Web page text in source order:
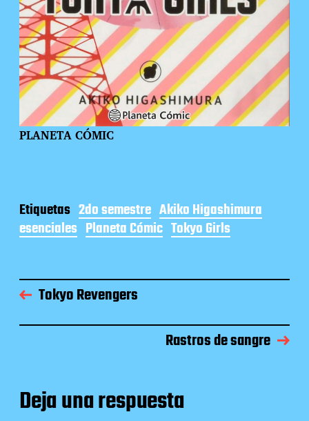
PLANETA CÓMIC
Etiquetas 2do semestre Akiko Higashimura
esenciales Planeta Cómic Tokyo Girls
Tokyo Revengers
Rastros de sangre
Deja una respuesta